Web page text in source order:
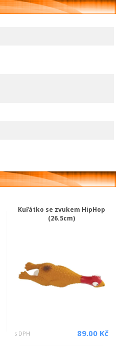
Kuřátko se zvukem HipHop
(26.5cm)
s DPH 89.00 Kč